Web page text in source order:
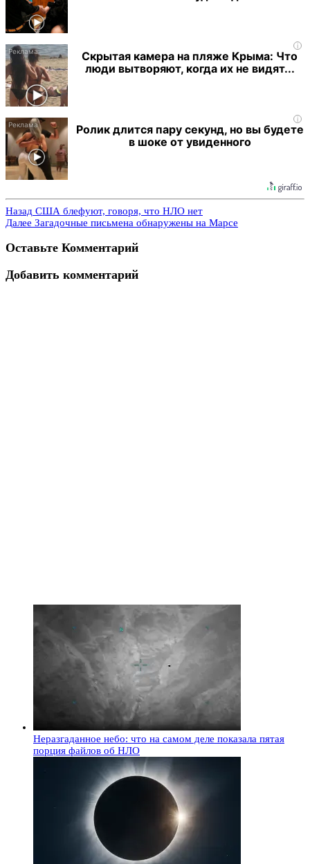
i
Скрытая камера на пляже Крыма: Что
люди вытворяют, когда их не видят...
i
Ролик длится пару секунд, но вы будете
в шоке от увиденного
Назад США блефуют, говоря, что НЛО нет
Далее Загадочные письмена обнаружены на Марсе
Оставьте Комментарий
Добавить комментарий
Неразгаданное небо: что на самом деле показала пятая
порция файлов об НЛО